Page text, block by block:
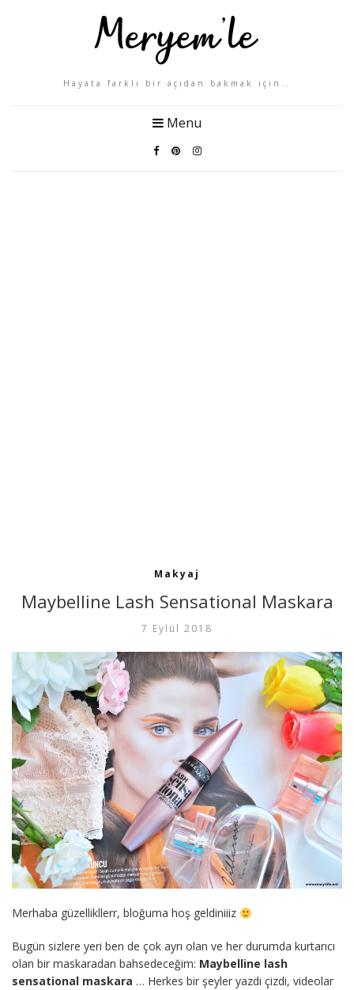
Hayata farklı bir açıdan bakmak için…
Menu
Makyaj
Maybelline Lash Sensational Maskara
7 Eylül 2018
Merhaba güzellikllerr, bloğuma hoş geldiniiiz
Bugün sizlere yeri ben de çok ayrı olan ve her durumda kurtarıcı
olan bir maskaradan bahsedeceğim: Maybelline lash
sensational maskara … Herkes bir şeyler yazdı çizdi, videolar